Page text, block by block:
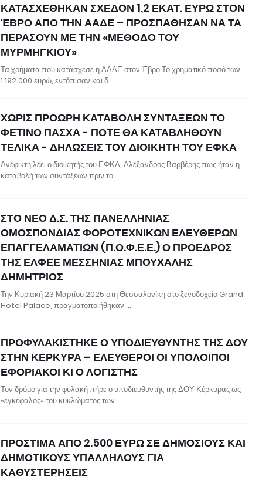
ΚΑΤΑΣΧΕΘΗΚΑΝ ΣΧΕΔΟΝ 1,2 ΕΚΑΤ. ΕΥΡΩ ΣΤΟΝ
ΈΒΡΟ ΑΠΟ ΤΗΝ ΑΑΔΕ – ΠΡΟΣΠΑΘΗΣΑΝ ΝΑ ΤΑ
ΠΕΡΑΣΟΥΝ ΜΕ ΤΗΝ «ΜΕΘΟΔΟ ΤΟΥ
ΜΥΡΜΗΓΚΙΟΥ»
Τα χρήματα που κατάσχεσε η ΑΑΔΕ στον Έβρο Το χρηματικό ποσό των
1.192.000 ευρώ, εντόπισαν και δ…
ΧΩΡΙΣ ΠΡΟΩΡΗ ΚΑΤΑΒΟΛΗ ΣΥΝΤΑΞΕΩΝ ΤΟ
ΦΕΤΙΝΟ ΠΑΣΧΑ - ΠΟΤΕ ΘΑ ΚΑΤΑΒΛΗΘΟΥΝ
ΤΕΛΙΚΑ - ΔΗΛΩΣΕΙΣ ΤΟΥ ΔΙΟΙΚΗΤΗ ΤΟΥ ΕΦΚΑ
Ανέφικτη λέει ο διοικητής του ΕΦΚΑ, Αλέξανδρος Βαρβέρης πως ήταν η
καταβολή των συντάξεων πριν το…
ΣΤΟ ΝΕΟ Δ.Σ. ΤΗΣ ΠΑΝΕΛΛΗΝΙΑΣ
ΟΜΟΣΠΟΝΔΙΑΣ ΦΟΡΟΤΕΧΝΙΚΩΝ ΕΛΕΥΘΕΡΩΝ
ΕΠΑΓΓΕΛΑΜΑΤΙΩΝ (Π.Ο.Φ.Ε.Ε.) Ο ΠΡΟΕΔΡΟΣ
ΤΗΣ ΕΛΦΕΕ ΜΕΣΣΗΝΙΑΣ ΜΠΟΥΧΑΛΗΣ
ΔΗΜΗΤΡΙΟΣ
Την Κυριακή 23 Μαρτίου 2025 στη Θεσσαλονίκη στο ξενοδοχείο Grand
Hotel Palace, πραγματοποιήθηκαν …
ΠΡΟΦΥΛΑΚΙΣΤΗΚΕ Ο ΥΠΟΔΙΕΥΘΥΝΤΗΣ ΤΗΣ ΔΟΥ
ΣΤΗΝ ΚΕΡΚΥΡΑ – ΕΛΕΥΘΕΡΟΙ ΟΙ ΥΠΟΛΟΙΠΟΙ
ΕΦΟΡΙΑΚΟΙ ΚΙ Ο ΛΟΓΙΣΤΗΣ
Τον δρόμο για την φυλακή πήρε ο υποδιευθυντής της ΔΟΥ Κέρκυρας ως
«εγκέφαλος» του κυκλώματος των …
ΠΡΟΣΤΙΜΑ ΑΠΟ 2.500 ΕΥΡΩ ΣΕ ΔΗΜΟΣΙΟΥΣ ΚΑΙ
ΔΗΜΟΤΙΚΟΥΣ ΥΠΑΛΛΗΛΟΥΣ ΓΙΑ
ΚΑΘΥΣΤΕΡΗΣΕΙΣ